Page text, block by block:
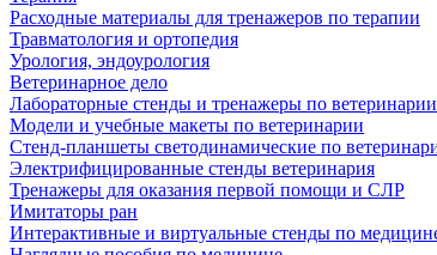
Расходные материалы для тренажеров по терапии
Травматология и ортопедия
Урология, эндоурология
Ветеринарное дело
Лабораторные стенды и тренажеры по ветеринарии
Модели и учебные макеты по ветеринарии
Стенд-планшеты светодинамические по
Электрифицированные стенды ветеринария
Тренажеры для оказания первой помощи и СЛР
Имитаторы ран
Интерактивные и виртуальные стенды по